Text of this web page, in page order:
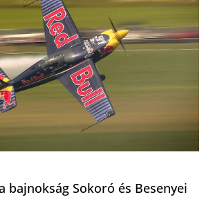
bajnokság Sokoró és Besenyei